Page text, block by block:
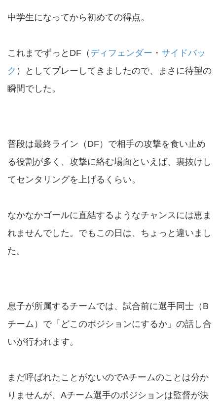
中学生になってから初めての得点。
これまでずっとDF（ ディフェンダー ・ サイドバッ
ク ）としてプレーしてきましたので、まさに待望の
瞬間でした。
普段は最終ライン（DF）で相手の攻撃を食い止め
る役割が多く、攻撃に絡む場面といえば、裏抜けし
てセンタリングを上げるくらい。
なかなかゴールに直結するようなチャンスには恵ま
れませんでした。でもこの日は、ちょっと違いまし
た。
息子が所属するチームでは、試合前に選手同士（B
チーム）で「どこのポジションにするか」の話し合
いが行われます。
まだ呼ばれたことがないのでAチームのことは分か
りませんが、Aチーム選手のポジションは監督が決